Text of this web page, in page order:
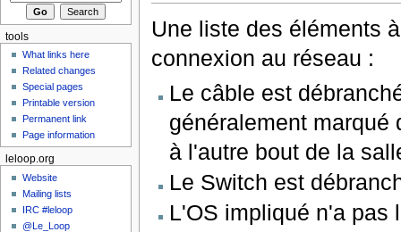
Une liste des éléments
connexion au réseau :
Le câble est
généralement marqué
à l'autre bout de la
Le Switch est
L'OS impliqué n'a pas
tools
What links here
Related changes
Special pages
Printable version
Permanent link
Page information
leloop.org
Website
Mailing lists
IRC #leloop
@Le_Loop